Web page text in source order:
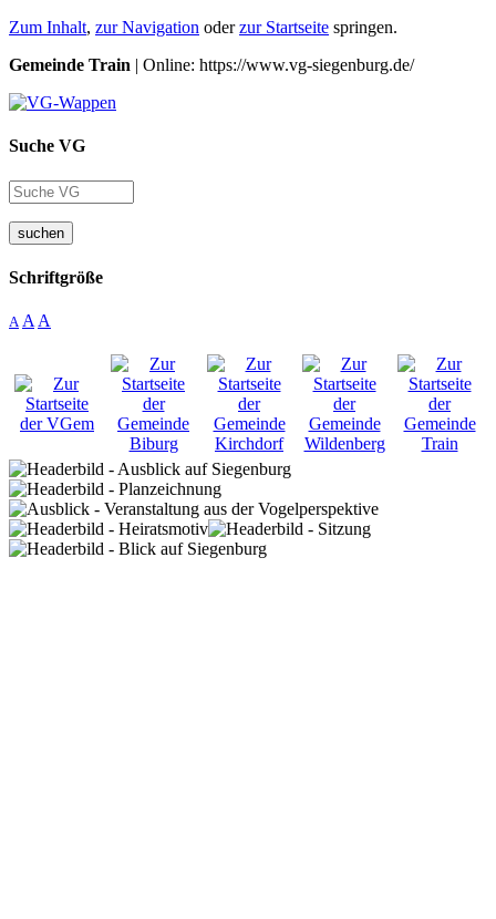
Zum Inhalt, zur Navigation oderzur Startseite springen.
Gemeinde Train | Online: https://www.vg-siegenburg.de/
Suche VG
suchen
Schriftgröße
A A A